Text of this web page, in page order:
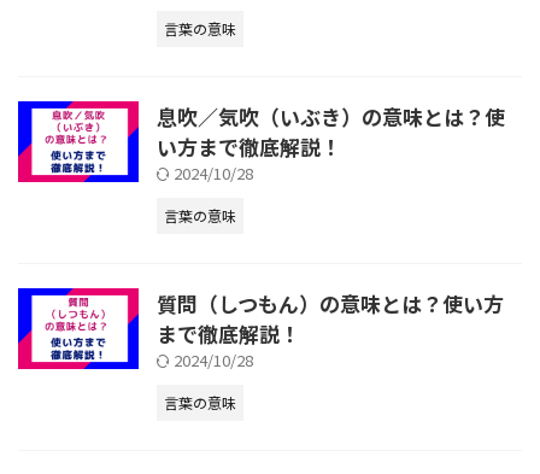
言葉の意味
息吹／気吹（いぶき）の意味とは？使
い方まで徹底解説！
2024/10/28
言葉の意味
質問（しつもん）の意味とは？使い方
まで徹底解説！
2024/10/28
言葉の意味